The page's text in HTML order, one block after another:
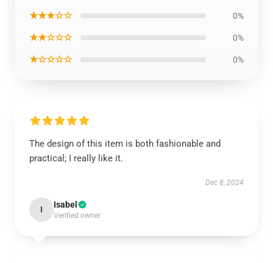
★★★☆☆ 0%
★★☆☆☆ 0%
★☆☆☆☆ 0%
The design of this item is both fashionable and
practical; I really like it.
Dec 8, 2024
I Isabel
Verified owner